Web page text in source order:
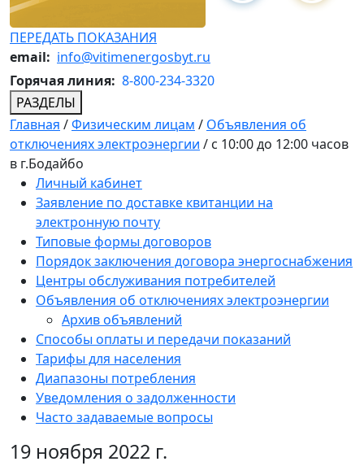
ПЕРЕДАТЬ ПОКАЗАНИЯ
email: info@vitimenergosbyt.ru
Горячая линия: 8-800-234-3320
РАЗДЕЛЫ
Главная /Физическим лицам / Объявления об
отключениях электроэнергии / с 10:00 до 12:00 часов
в г.Бодайбо
Личный кабинет
Заявление по доставке квитанции на
электронную почту
Типовые формы договоров
Порядок заключения договора энергоснабжения
Центры обслуживания потребителей
Объявления об отключениях электроэнергии
Архив объявлений
Способы оплаты и передачи показаний
Тарифы для населения
Диапазоны потребления
Уведомления о задолженности
Часто задаваемые вопросы
19 ноября 2022 г.